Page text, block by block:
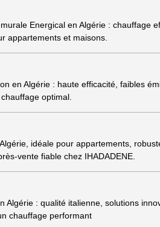
Energical en Algérie : chauffage
appartements et maisons.
en Algérie : haute efficacité, faibles
optimal.
idéale pour appartements,
vente fiable chez IHADADENE.
Algérie : qualité italienne, solutions
chauffage performant